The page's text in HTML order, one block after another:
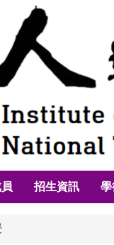
招生資訊 學